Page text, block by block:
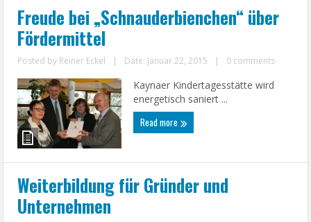
Freude bei „Schnauderbienchen“ über
Fördermittel
Posted by Reiner Eckel | Date: Januar 22, 2015 | 0 comments
Kaynaer Kindertagesstätte wird
energetisch saniert ...
Read more
Weiterbildung für Gründer und
Unternehmen